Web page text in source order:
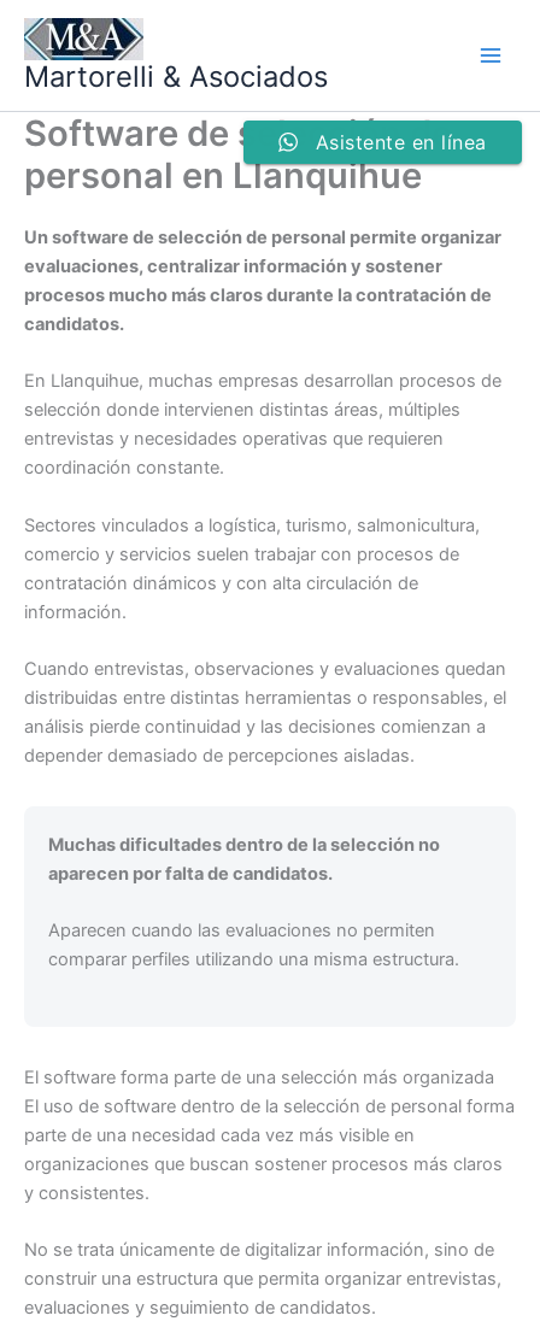
contenido
Martorelli & Asociados
Software de selección de
personal en Llanquihue
Un software de selección de personal permite organizar
evaluaciones, centralizar información y sostener
procesos mucho más claros durante la contratación de
candidatos.
En Llanquihue, muchas empresas desarrollan procesos de
selección donde intervienen distintas áreas, múltiples
entrevistas y necesidades operativas que requieren
coordinación constante.
Sectores vinculados a logística, turismo, salmonicultura,
comercio y servicios suelen trabajar con procesos de
contratación dinámicos y con alta circulación de
información.
Cuando entrevistas, observaciones y evaluaciones quedan
distribuidas entre distintas herramientas o responsables, el
análisis pierde continuidad y las decisiones comienzan a
depender demasiado de percepciones aisladas.
Muchas dificultades dentro de la selección no
aparecen por falta de candidatos.
Aparecen cuando las evaluaciones no permiten
comparar perfiles utilizando una misma estructura.
El software forma parte de una selección más organizada
El uso de software dentro de la selección de personal forma
parte de una necesidad cada vez más visible en
organizaciones que buscan sostener procesos más claros
y consistentes.
No se trata únicamente de digitalizar información, sino de
construir una estructura que permita organizar entrevistas,
evaluaciones y seguimiento de candidatos.
Asistente en línea